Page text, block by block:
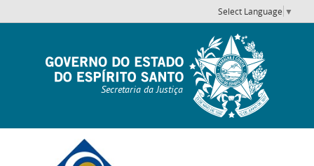
Select Language ▼
Secretaria da Justiça